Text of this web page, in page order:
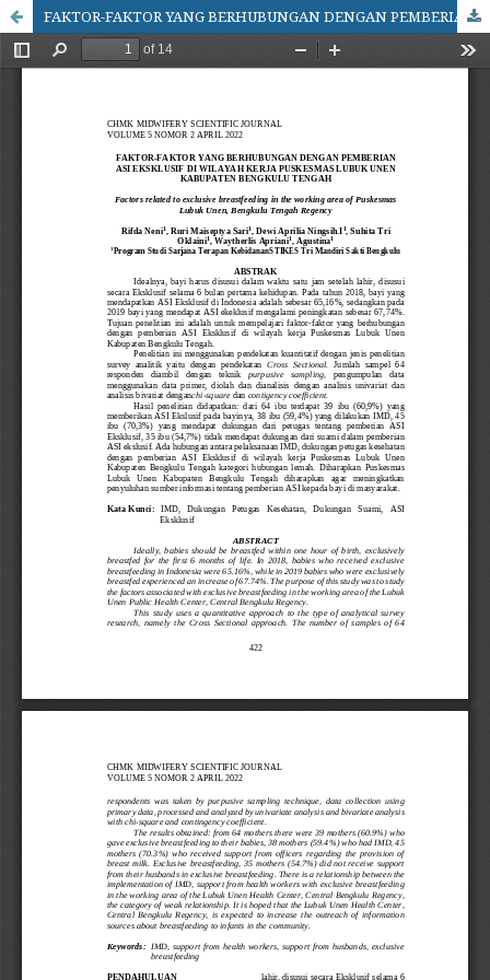
FAKTOR-FAKTOR YANG BERHUBUNGAN DENGAN PEMBERIAN ASI EKSKLUSIF DI WILAYAH KERJA PUSKESMAS LUBUK UNEN KABUPATEN BENGKULU TENGAH